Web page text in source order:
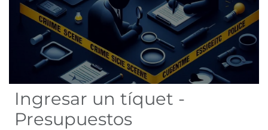
Ingresar un tíquet -
Presupuestos